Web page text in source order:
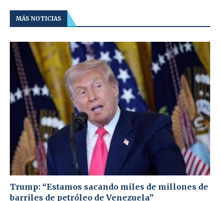
MÁS NOTICIAS
Trump: “Estamos sacando miles de millones de
barriles de petróleo de Venezuela”